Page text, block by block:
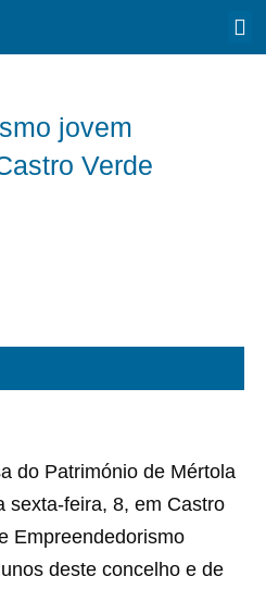
jovem
Verde
do Património de Mértola
sexta-feira, 8, em Castro
Empreendedorismo
deste concelho e de